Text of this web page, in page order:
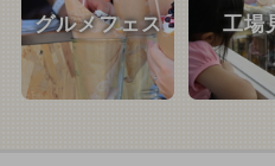
グルメフェス 工場